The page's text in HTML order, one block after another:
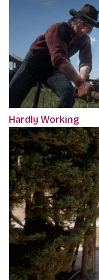
Hardly Working